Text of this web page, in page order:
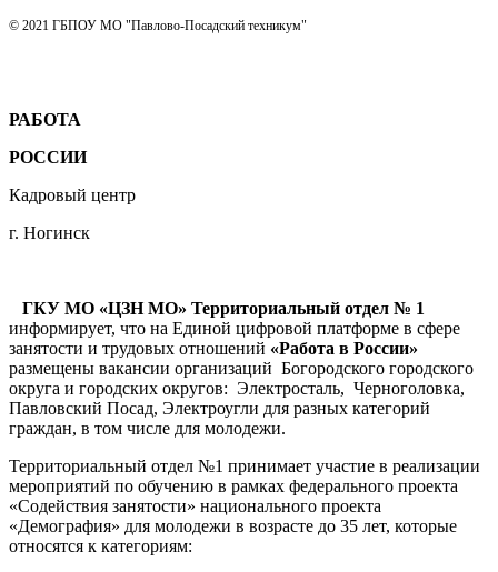
© 2021 ГБПОУ МО "Павлово-Посадский техникум"
РАБОТА
РОССИИ
Кадровый центр
г. Ногинск
ГКУ МО «ЦЗН МО» Территориальный отдел № 1
информирует, что на Единой цифровой платформе в сфере
занятости и трудовых отношений «Работа в России»
размещены вакансии организаций Богородского городского
округа и городских округов: Электросталь, Черноголовка,
Павловский Посад, Электроугли для разных категорий
граждан, в том числе для молодежи.
Территориальный отдел №1 принимает участие в реализации
мероприятий по обучению в рамках федерального проекта
«Содействия занятости» национального проекта
«Демография» для молодежи в возрасте до 35 лет, которые
относятся к категориям: